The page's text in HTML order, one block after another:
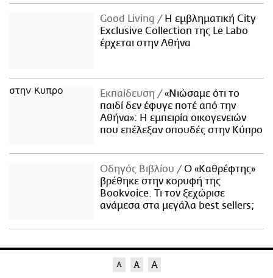
Good Living
Η εμβληματική City
Exclusive Collection της Le Labo
έρχεται στην Αθήνα
Εκπαίδευση
«Νιώσαμε ότι το
παιδί δεν έφυγε ποτέ από την
Αθήνα»: Η εμπειρία οικογενειών
που επέλεξαν σπουδές στην Κύπρο
Οδηγός Βιβλίου
Ο «Καθρέφτης»
βρέθηκε στην κορυφή της
Bookvoice. Τι τον ξεχώρισε
ανάμεσα στα μεγάλα best sellers;